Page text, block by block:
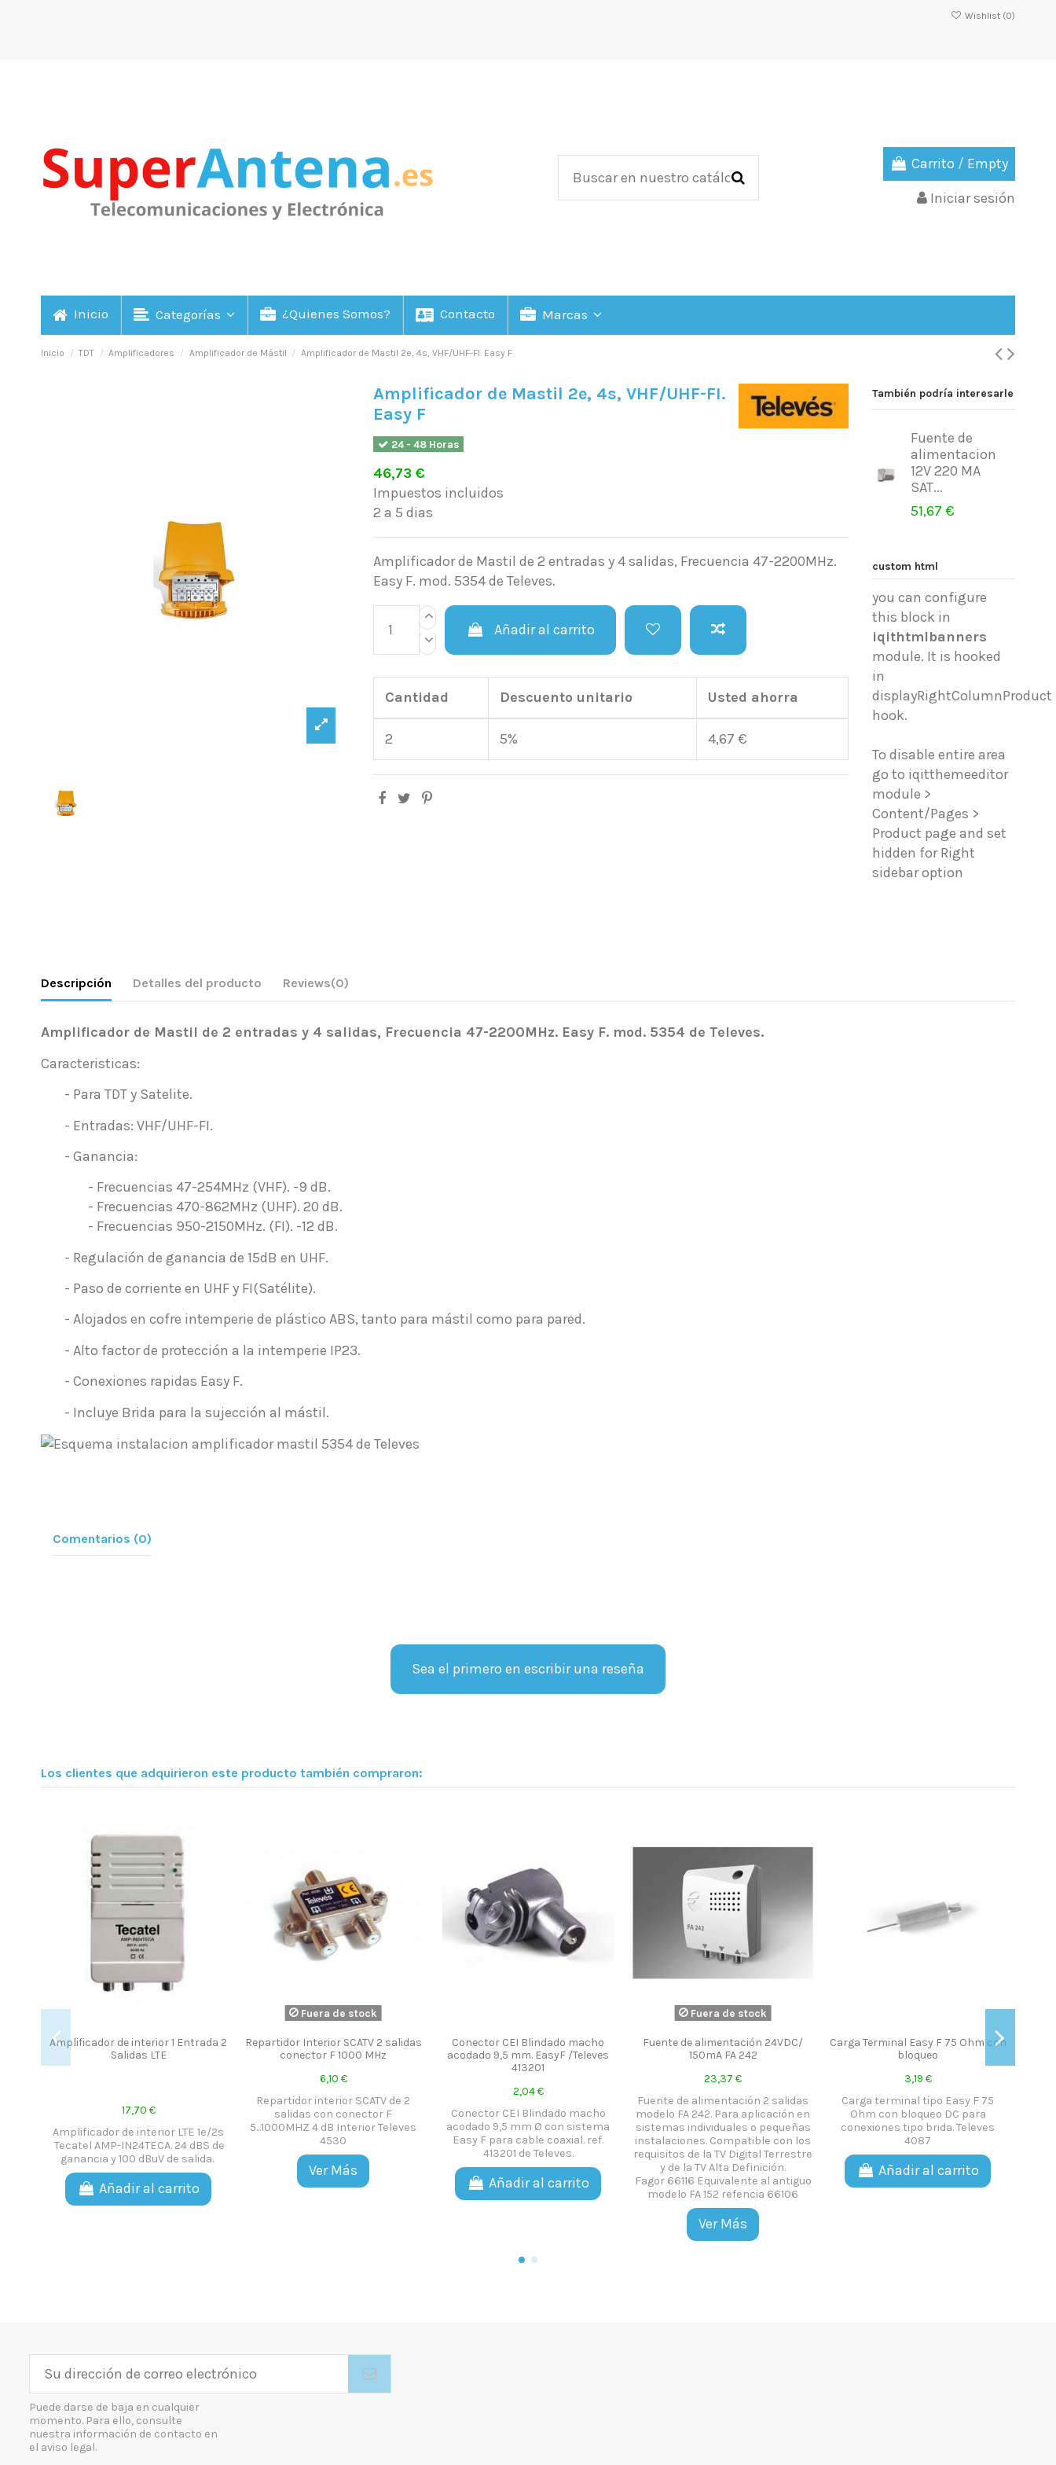
Wishlist (0)
Carrito / Empty
Iniciar sesión
Inicio Categorías ¿Quienes Somos? Contacto Marcas
Inicio TDT Amplificadores Amplificador de Mástil Amplificador de Mastil 2e, 4s, VHF/UHF-FI. Easy F
Amplificador de Mastil 2e, 4s, VHF/UHF-FI.
Easy F
24 - 48 Horas
46,73 €
Impuestos incluidos
2 a 5 dias
Amplificador de Mastil de 2 entradas y 4 salidas, Frecuencia 47-2200MHz.
Easy F. mod. 5354 de Televes.
Añadir al carrito
Cantidad Descuento unitario Usted ahorra
2 5% 4,67 €
También podría interesarle
Fuente de
alimentacion
12V 220 MA
SAT...
51,67 €
custom html
you can configure
this block in
iqithtmlbanners
module. It is hooked
in
displayRightColumnProduct
hook.
To disable entire area
go to iqitthemeeditor
module >
Content/Pages >
Product page and set
hidden for Right
sidebar option
Descripción Detalles del producto Reviews(0)
Amplificador de Mastil de 2 entradas y 4 salidas, Frecuencia 47-2200MHz. Easy F. mod. 5354 de Televes.
Caracteristicas:
- Para TDT y Satelite.
- Entradas: VHF/UHF-FI.
- Ganancia:
- Frecuencias 47-254MHz (VHF). -9 dB.
- Frecuencias 470-862MHz (UHF). 20 dB.
- Frecuencias 950-2150MHz. (FI). -12 dB.
- Regulación de ganancia de 15dB en UHF.
- Paso de corriente en UHF y FI(Satélite).
- Alojados en cofre intemperie de plástico ABS, tanto para mástil como para pared.
- Alto factor de protección a la intemperie IP23.
- Conexiones rapidas Easy F.
- Incluye Brida para la sujección al mástil.
Comentarios (0)
Sea el primero en escribir una reseña
Los clientes que adquirieron este producto también compraron:
Amplificador de interior 1 Entrada 2
Salidas LTE
17,70 €
Amplificador de interior LTE 1e/2s
Tecatel AMP-IN24TECA. 24 dBS de
ganancia y 100 dBuV de salida.
Añadir al carrito
Fuera de stock
Repartidor Interior SCATV 2 salidas
conector F 1000 MHz
6,10 €
Repartidor interior SCATV de 2
salidas con conector F
5...1000MHZ 4 dB Interior Televes
4530
Ver Más
Conector CEI Blindado macho
acodado 9,5 mm. EasyF /Televes
413201
2,04 €
Conector CEI Blindado macho
acodado 9,5 mm Ø con sistema
Easy F para cable coaxial. ref.
413201 de Televes.
Añadir al carrito
Fuera de stock
Fuente de alimentación 24VDC/
150mA FA 242
23,37 €
Fuente de alimentación 2 salidas
modelo FA 242. Para aplicación en
sistemas individuales o pequeñas
instalaciones. Compatible con los
requisitos de la TV Digital Terrestre
y de la TV Alta Definición.
Fagor 66116 Equivalente al antiguo
modelo FA 152 refencia 66106
Ver Más
Carga Terminal Easy F 75 Ohm con
bloqueo
3,19 €
Carga terminal tipo Easy F 75
Ohm con bloqueo DC para
conexiones tipo brida. Televes
4087
Añadir al carrito
Puede darse de baja en cualquier
momento. Para ello, consulte
nuestra información de contacto en
el aviso legal.